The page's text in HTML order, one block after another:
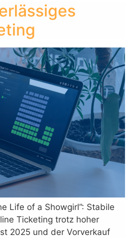
Life of a Showgirl”: Stabile
Ticketing trotz hoher
2025 und der Vorverkauf